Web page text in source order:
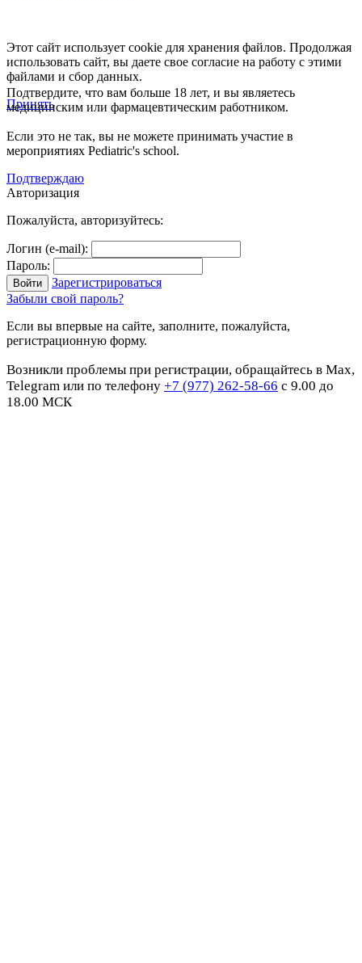
Этот сайт использует cookie для хранения файлов. Продолжая
использовать сайт, вы даете свое согласие на работу с этими
файлами и сбор данных.
Принять
Подтвердите, что вам больше 18 лет, и вы являетесь
медицинским или фармацевтическим работником.
Если это не так, вы не можете принимать участие в
мероприятиях Pediatric's school.
Подтверждаю
Авторизация
Пожалуйста, авторизуйтесь:
Логин (e-mail):
Пароль:
Зарегистрироваться
Забыли свой пароль?
Если вы впервые на сайте, заполните, пожалуйста,
регистрационную форму.
Возникли проблемы при регистрации, обращайтесь в Max,
Telegram или по телефону +7 (977) 262-58-66 с 9.00 до
18.00 МСК